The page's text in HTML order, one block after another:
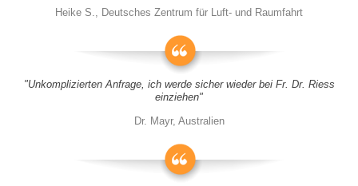
Heike S., Deutsches Zentrum für Luft- und Raumfahrt
"Unkomplizierten Anfrage, ich werde sicher wieder bei Fr. Dr. Riess
einziehen"
Dr. Mayr, Australien